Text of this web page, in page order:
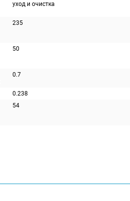
уход и очистка
235
50
0.7
0.238
54